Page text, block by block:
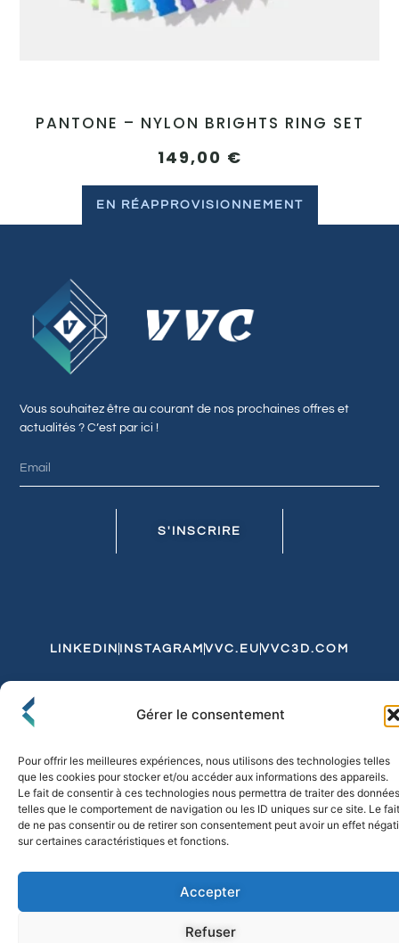
Gérer le consentement
Pour offrir les meilleures expériences, nous utilisons des technologies telles
que les cookies pour stocker et/ou accéder aux informations des appareils.
Le fait de consentir à ces technologies nous permettra de traiter des données
telles que le comportement de navigation ou les ID uniques sur ce site. Le fait
de ne pas consentir ou de retirer son consentement peut avoir un effet
sur certaines caractéristiques et fonctions.
Accepter
Refuser
PANTONE – NYLON BRIGHTS RING SET
149,00 €
EN RÉAPPROVISIONNEMENT
Vous souhaitez être au courant de nos prochaines offres et
actualités ? C’est par ici !
S'INSCRIRE
LINKEDIN INSTAGRAM VVC.EU VVC3D.COM
Politique de Confidentialité et de CookiesExpédition et Livraison
© 2026 FLO & CO. All Rights Reserved